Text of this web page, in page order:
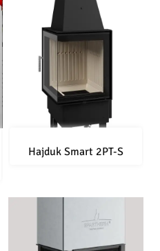
Hajduk Smart 2PT-S